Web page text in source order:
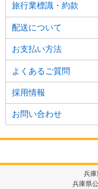
旅行業標識・約款
配送について
お支払い方法
よくあるご質問
採用情報
お問い合わせ
兵庫
兵庫県